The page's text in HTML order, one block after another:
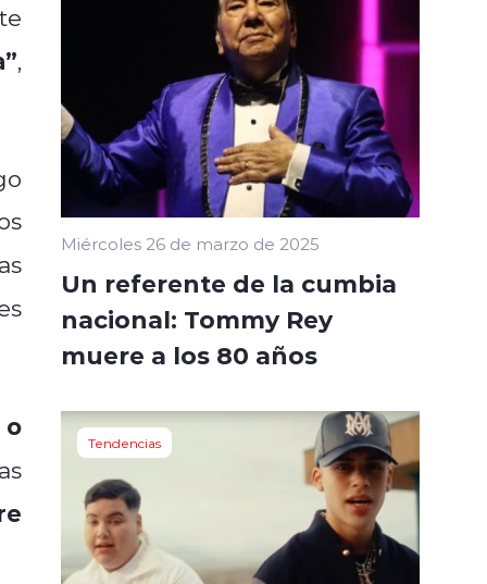
,
Miércoles 26 de marzo de 2025
Un referente de la cumbia
nacional: Tommy Rey
muere a los 80 años
Tendencias